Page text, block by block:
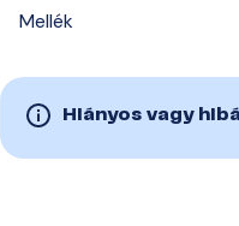
Mellék
Hiányos vagy